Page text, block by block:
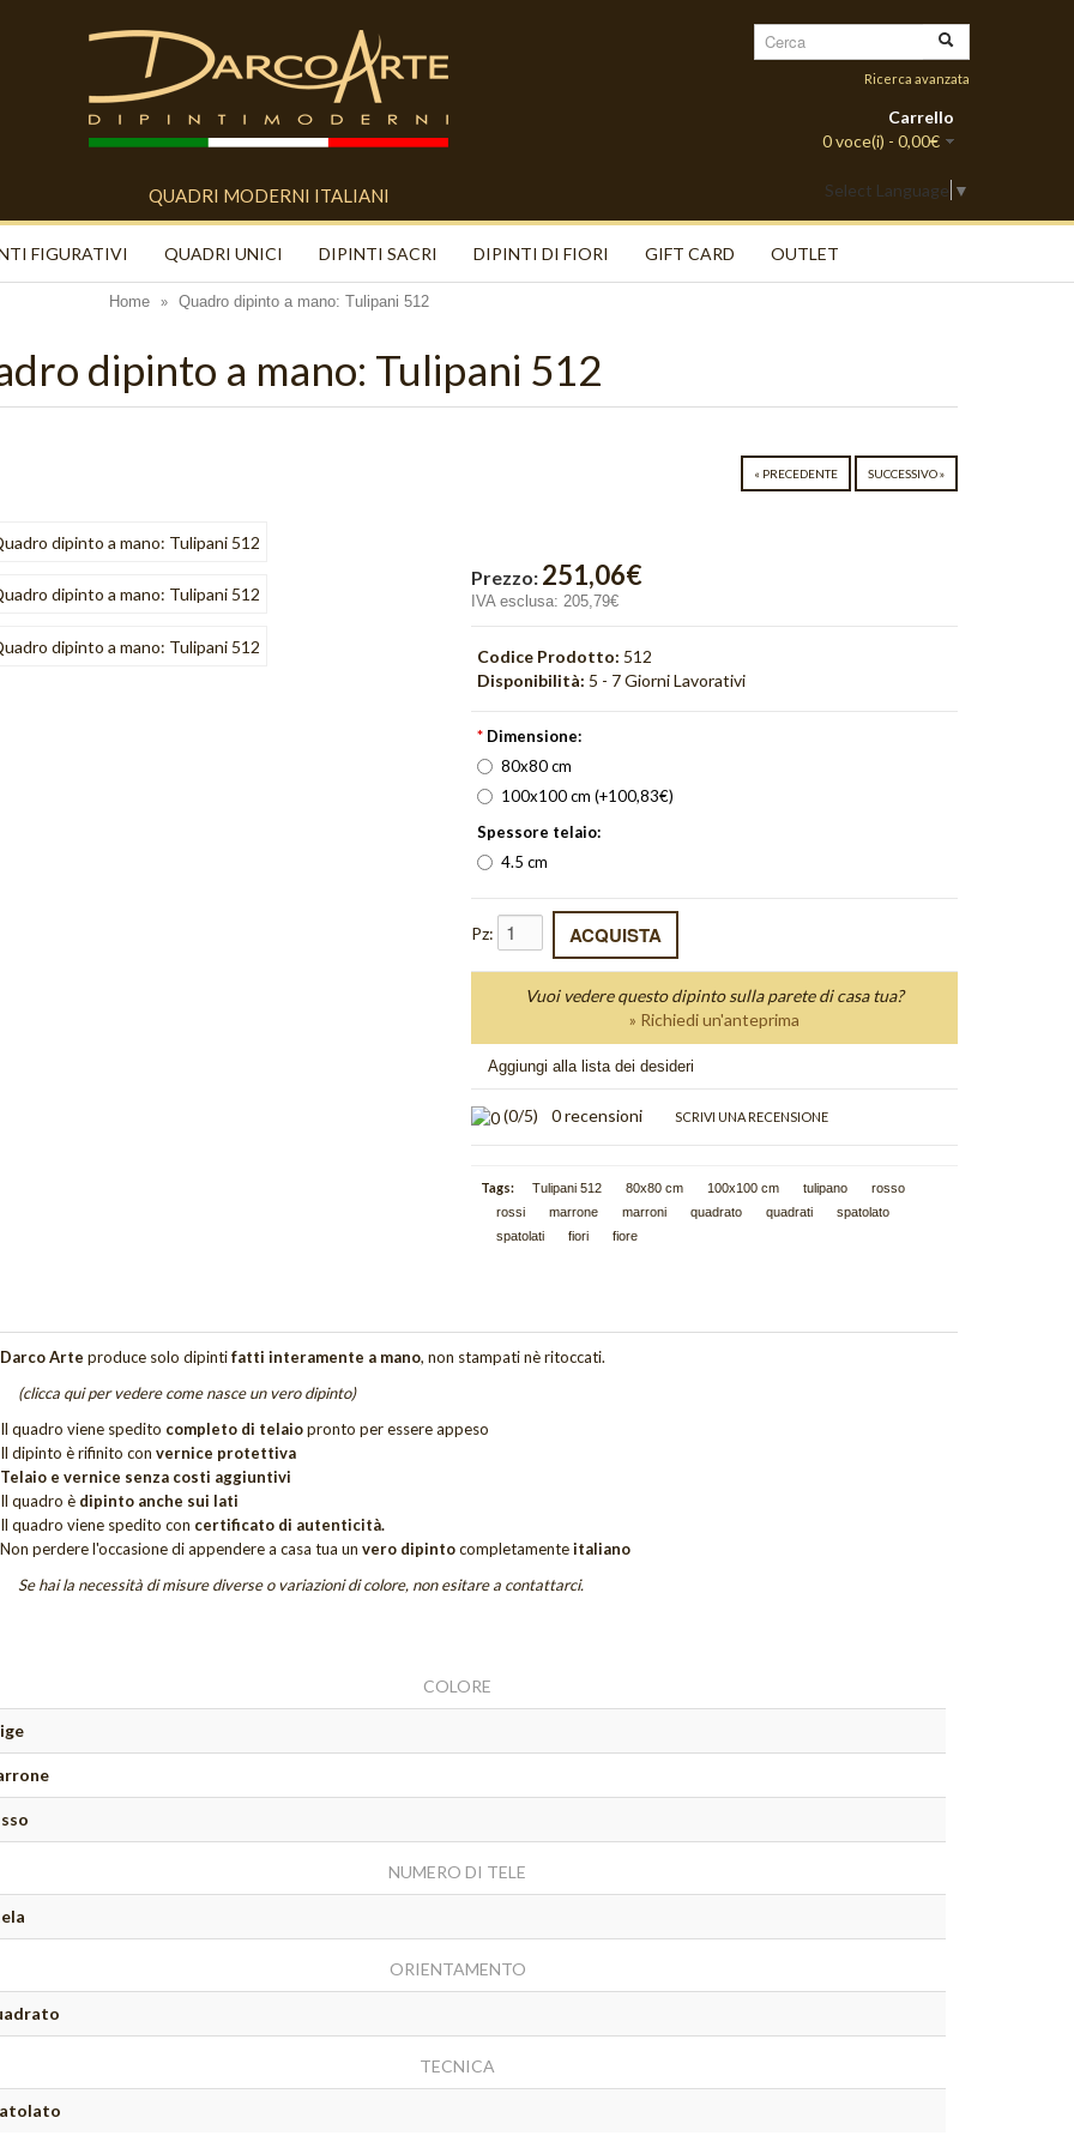
QUADRI MODERNI ITALIANI
Ricerca avanzata
Carrello
0 voce(i) - 0,00€
Select Language ▼
FIGURATIVI QUADRI UNICI DIPINTI SACRI DIPINTI DI FIORI GIFT CARD OUTLET
Home » Quadro dipinto a mano: Tulipani 512
dipinto a mano: Tulipani 512
« PRECEDENTE SUCCESSIVO »
Prezzo: 251,06€
IVA esclusa: 205,79€
Codice Prodotto: 512
Disponibilità: 5 - 7 Giorni Lavorativi
* Dimensione:
80x80 cm
100x100 cm (+100,83€)
Spessore telaio:
4.5 cm
Pz:
Vuoi vedere questo dipinto sulla parete di casa tua?
» Richiedi un'anteprima
Aggiungi alla lista dei desideri
(0/5) 0 recensioni SCRIVI UNA RECENSIONE
Tags: Tulipani 512 80x80 cm 100x100 cm tulipano
rosso
rossi
marrone marroni quadrato quadrati
spatolato
spatolati
fiori fiore
Darco Arte produce solo dipintifatti interamente a mano, non stampati nè ritoccati.
(clicca qui per vedere come nasce un vero dipinto)
Il quadro viene spedito completo di telaiopronto per essere appeso
Il dipinto è rifinito con vernice protettiva
Telaio e vernice senza costi aggiuntivi
Il quadro è dipinto anche sui lati
Il quadro viene spedito con certificato di autenticità.
Non perderel'occasione di appendere a casa tua un vero dipintocompletamenteitaliano
Se hai la necessità di misure diverse o variazioni di colore, non esitare a contattarci.
COLORE
NUMERO DI TELE
ORIENTAMENTO
TECNICA